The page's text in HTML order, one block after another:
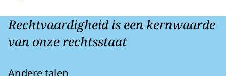
Rechtvaardigheid is een kernwaarde
van onze rechtsstaat
Andere talen